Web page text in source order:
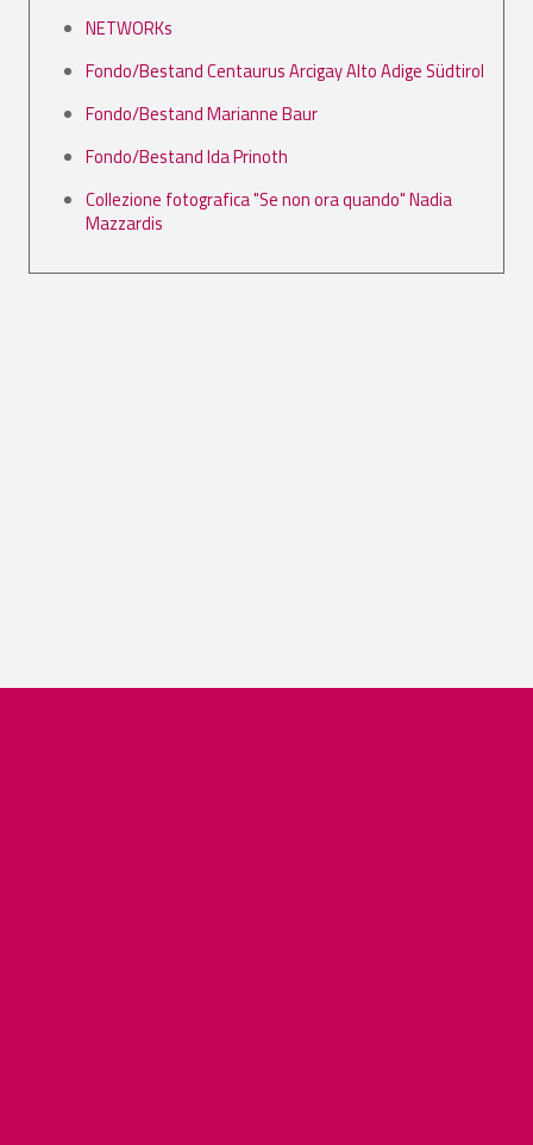
NETWORKs
Fondo/Bestand Centaurus Arcigay Alto Adige Südtirol
Fondo/Bestand Marianne Baur
Fondo/Bestand Ida Prinoth
Collezione fotografica "Se non ora quando" Nadia
Mazzardis